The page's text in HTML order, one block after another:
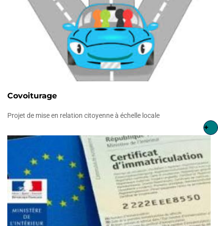
Covoiturage
Projet de mise en relation citoyenne à échelle locale
+